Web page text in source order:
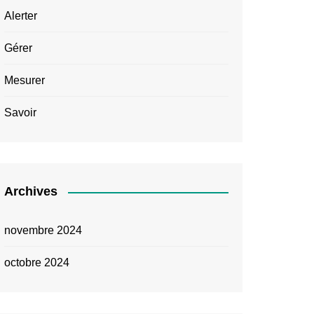
Alerter
Gérer
Mesurer
Savoir
Archives
novembre 2024
octobre 2024